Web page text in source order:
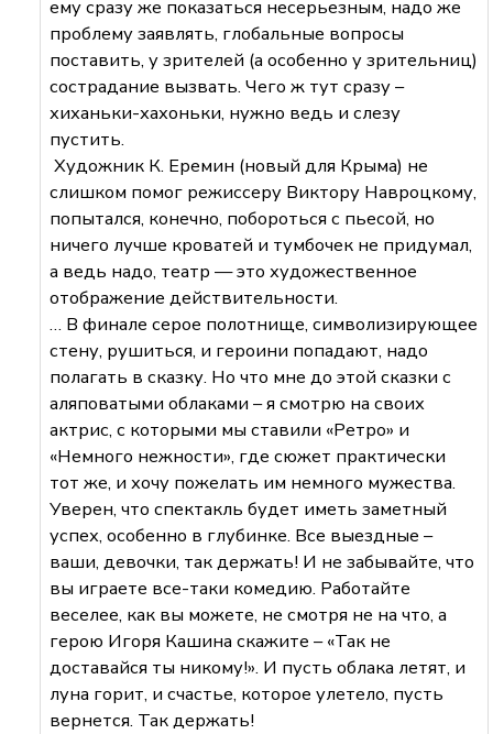
ему сразу же показаться несерьезным, надо же
проблему заявлять, глобальные вопросы
поставить, у зрителей (а особенно у зрительниц)
сострадание вызвать. Чего ж тут сразу –
хиханьки-хахоньки, нужно ведь и слезу
пустить.
Художник К. Еремин (новый для Крыма) не
слишком помог режиссеру Виктору Навроцкому,
попытался, конечно, побороться с пьесой, но
ничего лучше кроватей и тумбочек не придумал,
а ведь надо, театр — это художественное
отображение действительности.
… В финале серое полотнище, символизирующее
стену, рушиться, и героини попадают, надо
полагать в сказку. Но что мне до этой сказки с
аляповатыми облаками – я смотрю на своих
актрис, с которыми мы ставили «Ретро» и
«Немного нежности», где сюжет практически
тот же, и хочу пожелать им немного мужества.
Уверен, что спектакль будет иметь заметный
успех, особенно в глубинке. Все выездные –
ваши, девочки, так держать! И не забывайте, что
вы играете все-таки комедию. Работайте
веселее, как вы можете, не смотря не на что, а
герою Игоря Кашина скажите – «Так не
доставайся ты никому!». И пусть облака летят, и
луна горит, и счастье, которое улетело, пусть
вернется. Так держать!